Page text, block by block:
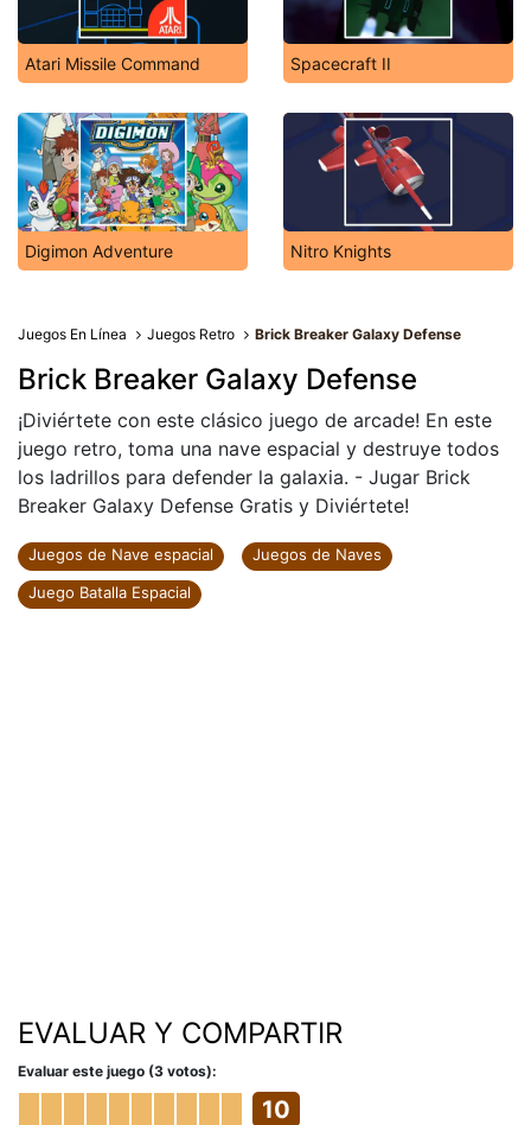
Atari Missile Command Spacecraft II
Digimon Adventure Nitro Knights
Juegos En Línea Juegos Retro Brick Breaker Galaxy Defense
Brick Breaker Galaxy Defense
¡Diviértete con este clásico juego de arcade! En este
juego retro, toma una nave espacial y destruye todos
los ladrillos para defender la galaxia. - Jugar Brick
Breaker Galaxy Defense Gratis y Diviértete!
Juegos de Nave espacial
Juegos de Naves
Juego Batalla Espacial
EVALUAR Y COMPARTIR
Evaluar este juego (3 votos):
10